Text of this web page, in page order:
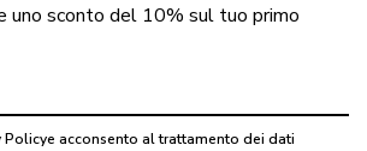
uno sconto del 10% sul tuo primo
Policye acconsento al trattamento dei dati